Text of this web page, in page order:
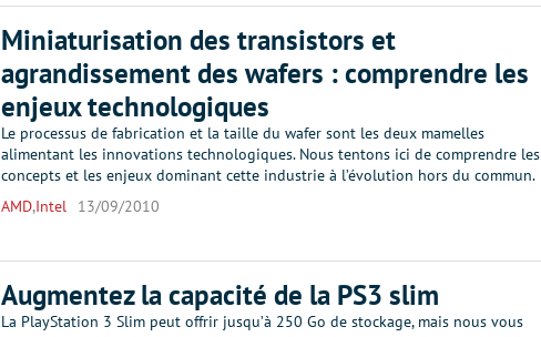
Miniaturisation des transistors et
agrandissement des wafers : comprendre les
enjeux technologiques
Le processus de fabrication et la taille du wafer sont les deux mamelles
alimentant les innovations technologiques. Nous tentons ici de comprendre les
concepts et les enjeux dominant cette industrie à l’évolution hors du commun.
AMD,Intel 13/09/2010
Augmentez la capacité de la PS3 slim
La PlayStation 3 Slim peut offrir jusqu’à 250 Go de stockage, mais nous vous